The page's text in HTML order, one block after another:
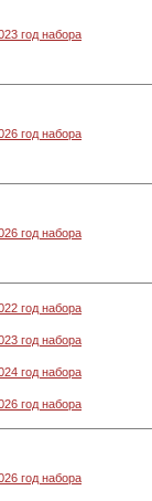
год набора
год набора
год набора
год набора
год набора
год набора
год набора
год набора